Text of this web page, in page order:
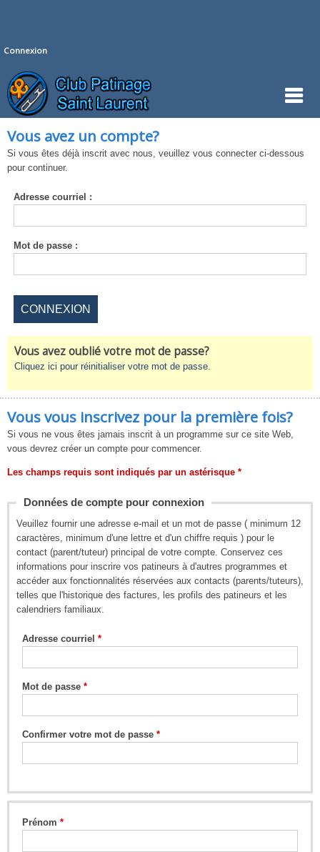
Connexion
Vous avez un compte?
Si vous êtes déjà inscrit avec nous, veuillez vous connecter ci-dessous
pour continuer.
Adresse courriel :
Mot de passe :
Vous avez oublié votre mot de passe?
Cliquez ici pour réinitialiser votre mot de passe.
Vous vous inscrivez pour la première fois?
Si vous ne vous êtes jamais inscrit à un programme sur ce site Web,
vous devrez créer un compte pour commencer.
Les champs requis sont indiqués par un astérisque *
Données de compte pour connexion
Veuillez fournir une adresse e-mail et un mot de passe ( minimum 12
caractères, minimum d'une lettre et d'un chiffre requis ) pour le
contact (parent/tuteur) principal de votre compte. Conservez ces
informations pour inscrire vos patineurs à d'autres programmes et
accéder aux fonctionnalités réservées aux contacts (parents/tuteurs),
telles que l'historique des factures, les profils des patineurs et les
calendriers familiaux.
Adresse courriel
Mot de passe
Confirmer votre mot de passe
Prénom